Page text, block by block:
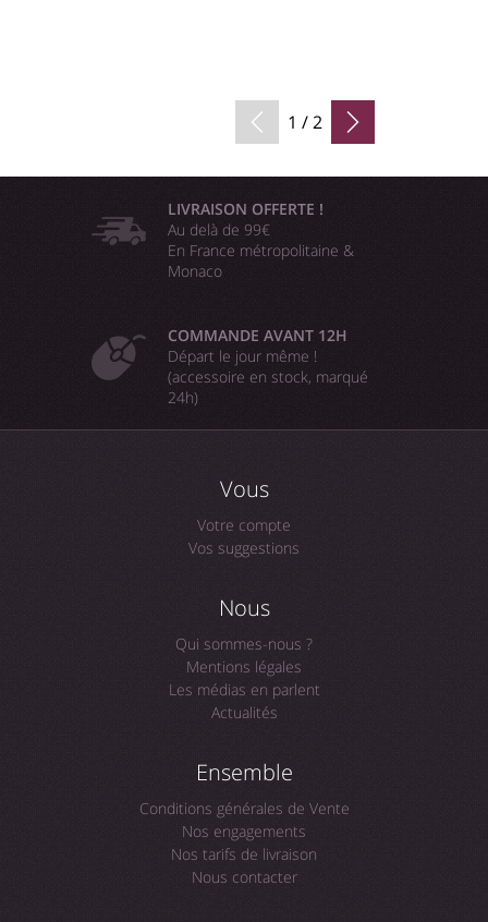
1 / 2
LIVRAISON OFFERTE !
Au delà de 99€
En France métropolitaine &
Monaco
COMMANDE AVANT 12H
Départ le jour même !
(accessoire en stock, marqué
24h)
Vous
Votre compte
Vos suggestions
Nous
Qui sommes-nous ?
Mentions légales
Les médias en parlent
Actualités
Ensemble
Conditions générales de Vente
Nos engagements
Nos tarifs de livraison
Nous contacter